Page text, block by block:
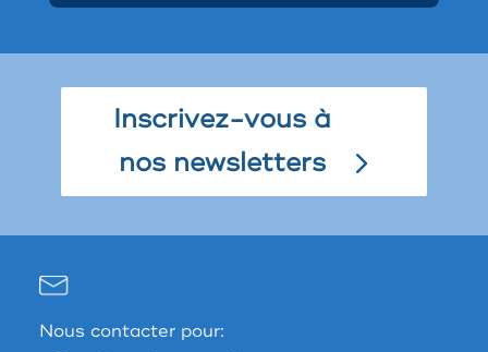
Inscrivez-vous à
nos newsletters
Nous contacter pour: